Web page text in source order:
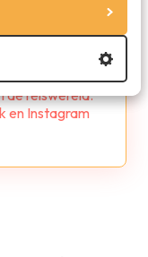
je op de
de reiswereld.
en Instagram